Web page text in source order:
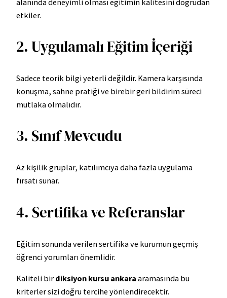
etkiler.
2. Uygulamalı Eğitim İçeriği
Sadece teorik bilgi yeterli değildir. Kamera karşısında
konuşma, sahne pratiği ve birebir geri bildirim süreci
mutlaka olmalıdır.
3. Sınıf Mevcudu
Az kişilik gruplar, katılımcıya daha fazla uygulama
fırsatı sunar.
4. Sertifika ve Referanslar
Eğitim sonunda verilen sertifika ve kurumun geçmiş
öğrenci yorumları önemlidir.
Kaliteli bir diksiyon kursu ankara aramasında bu
kriterler sizi doğru tercihe yönlendirecektir.